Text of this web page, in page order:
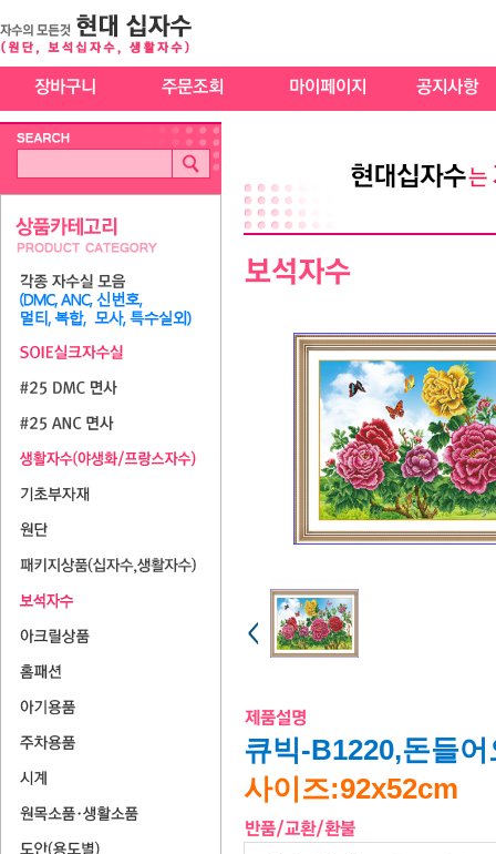
큐빅-B1220,돈들
사이즈:92x52cm​